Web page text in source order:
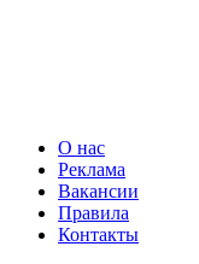
О нас
Реклама
Вакансии
Правила
Контакты